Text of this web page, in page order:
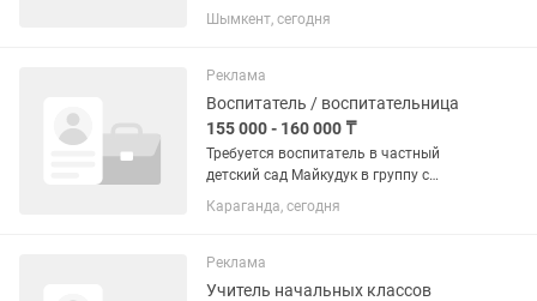
по английскому языку Подготовка
студентов к экзамену IELTS Разработка
уровень группы Контроль прогресса...
Шымкент, сегодня
Реклама
Воспитатель / воспитательница
155 000 - 160 000 ₸
Требуется воспитатель в частный
детский сад Майкудук в группу с
казахским языком обучения дети 2 лет
на пол дня Специальность по диплому:
ВОСПИТАНИЕ с маленькими детьми
не...
Караганда, сегодня
Реклама
Учитель начальных классов